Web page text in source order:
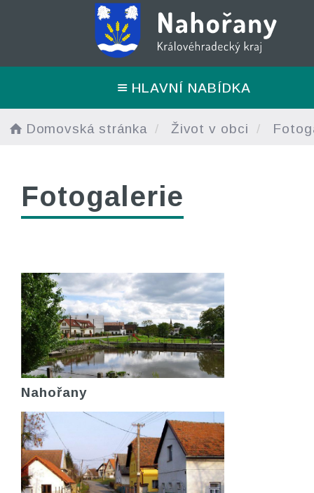
HLAVNÍ NABÍDKA
Domovská stránka Život v obci
Fotogalerie
Nahořany